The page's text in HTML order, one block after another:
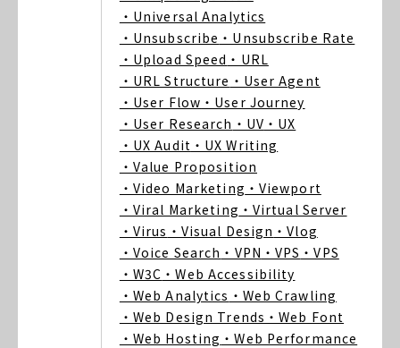
・Universal Analytics
・Unsubscribe ・Unsubscribe Rate
・Upload Speed ・URL
・URL Structure ・User Agent
・User Flow ・User Journey
・User Research ・UV ・UX
・UX Audit ・UX Writing
・Value Proposition
・Video Marketing ・Viewport
・Viral Marketing ・Virtual Server
・Virus ・Visual Design ・Vlog
・Voice Search ・VPN ・VPS ・VPS
・W3C ・Web Accessibility
・Web Analytics ・Web Crawling
・Web Design Trends ・Web Font
・Web Hosting ・Web Performance